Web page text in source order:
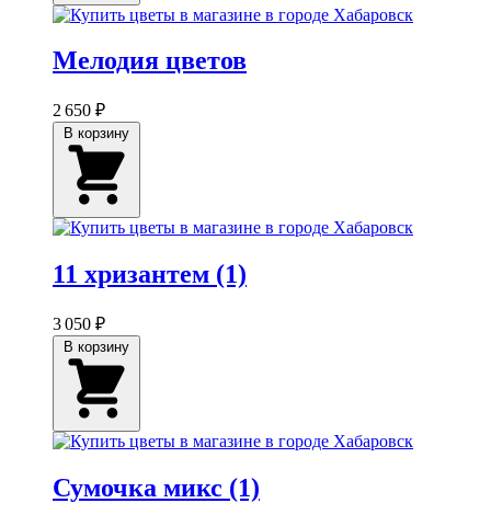
Мелодия цветов
2 650 ₽
11 хризантем (1)
3 050 ₽
Сумочка микс (1)